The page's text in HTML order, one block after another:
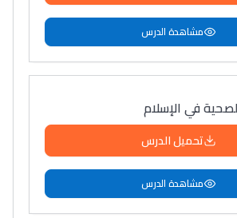
مشاهدة الدرس
في الإسلام
تحميل الدرس
مشاهدة الدرس